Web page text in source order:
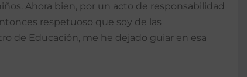
Ahora bien, por un acto de responsabilidad
respetuoso que soy de las
de Educación, me he dejado guiar en esa